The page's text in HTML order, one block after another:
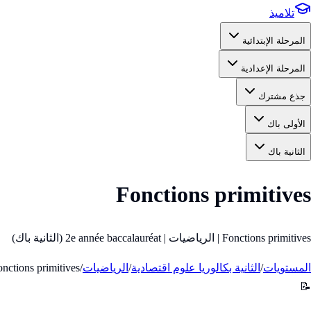
تلاميذ
المرحلة الإبتدائية
المرحلة الإعدادية
جذع مشترك
الأولى باك
الثانية باك
Fonctions primitives
Fonctions primitives | الرياضيات | 2e année baccalauréat (الثانية باك)
المستويات/ الثانية بكالوريا علوم اقتصادية/ الرياضيات/
primitives
📝